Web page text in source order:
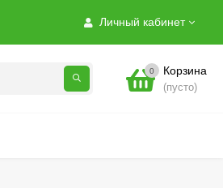
Личный кабинет
0 Корзина
(пусто)